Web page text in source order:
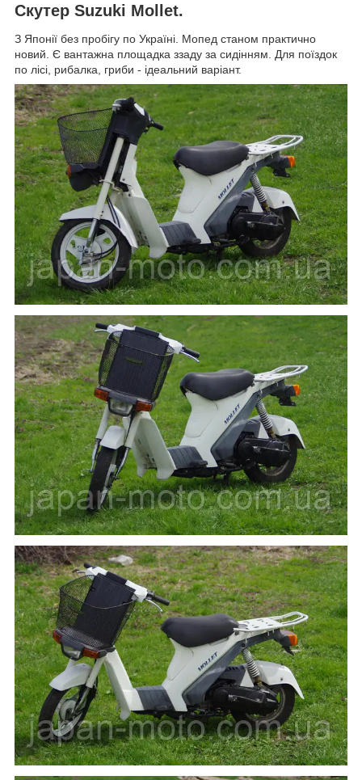
Скутер Suzuki Mollet.
З Японії без пробігу по Україні. Мопед станом практично
новий. Є вантажна площадка ззаду за сидінням. Для поїздок
по лісі, рибалка, гриби - ідеальний варіант.